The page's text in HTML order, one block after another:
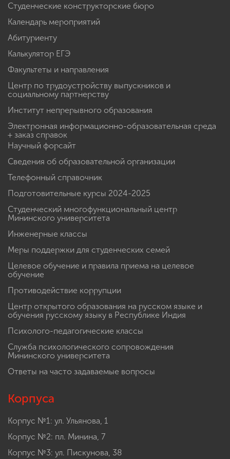
Студенческие конструкторские бюро
Календарь мероприятий
Абитуриенту
Калькулятор ЕГЭ
Факультеты и направления
Центр по трудоустройству выпускников и
социальному партнерству
Институт непрерывного образования
Электронная информационно-образовательная среда
+ заказ справок
Научный форсайт
Сведения об образовательной организации
Телефонный справочник
Подготовительные курсы 2024-2025
Студенческий многофункциональный центр
Мининского университета
Инженерные классы
Меры поддержки для студенческих семей
Целевое обучение и правила приема на целевое
обучение
Противодействие коррупции
Центр открытого образования на русском языке и
обучения русскому языку в Республике Индия
Психолого-педагогические классы
Служба психологического сопровождения
Мининского университета
Ответы на часто задаваемые вопросы
Корпуса
Корпус №1: ул. Ульянова, 1
Корпус №2: пл. Минина, 7
Корпус №3: ул. Пискунова, 38